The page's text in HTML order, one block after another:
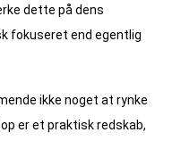
dette på dens
fokuseret end egentlig
ikke noget at rynke
er et praktisk redskab,